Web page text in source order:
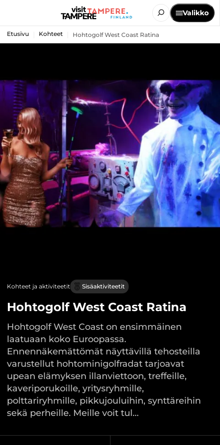
Valikko
Etusivu Kohteet Hohtogolf West Coast Ratina
Kohteet ja aktiviteetit Sisäaktiviteetit
Hohtogolf West Coast Ratina
Hohtogolf West Coast on ensimmäinen
laatuaan koko Euroopassa.
Ennennäkemättömät näyttävillä tehosteilla
varustellut hohtominigolfradat tarjoavat
upean elämyksen illanviettoon, treffeille,
kaveriporukoille, yritysryhmille,
polttariryhmille, pikkujouluihin, synttäreihin
sekä perheille. Meille voit tul…